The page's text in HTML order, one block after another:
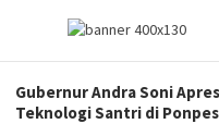
Gubernur Andra Soni
Teknologi Santri di Ponpes